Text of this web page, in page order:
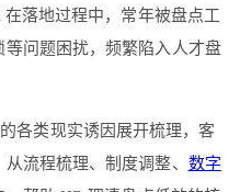
落地过程中，常年被盘点工
问题困扰，频繁陷入人才盘
各类现实诱因展开梳理，客
流程梳理、制度调整、 数字